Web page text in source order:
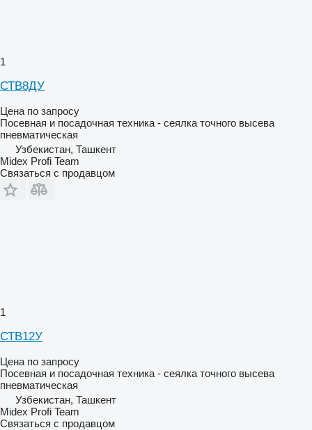
1
СТВ8ДУ
Цена по запросу
Посевная и посадочная техника - сеялка точного высева
пневматическая
Узбекистан, Ташкент
Midex Profi Team
Связаться с продавцом
1
СТВ12У
Цена по запросу
Посевная и посадочная техника - сеялка точного высева
пневматическая
Узбекистан, Ташкент
Midex Profi Team
Связаться с продавцом